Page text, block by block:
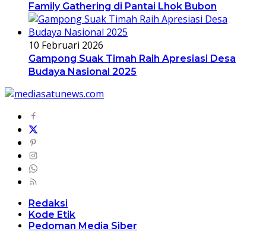
Family Gathering di Pantai Lhok Bubon
10 Februari 2026
Gampong Suak Timah Raih Apresiasi Desa
Budaya Nasional 2025
Redaksi
Kode Etik
Pedoman Media Siber